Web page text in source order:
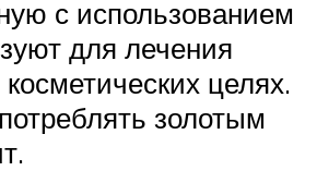
с использованием
для лечения
целях.
золотым